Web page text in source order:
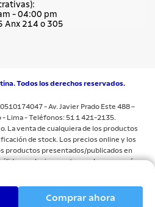
Comprar ahora
- 04:00 pm
Anx 214 o 305
Todos los derechos reservados.
- Av. Javier Prado Este 488 –
- Lima - Teléfonos: 51 1 421-2135.
La venta de cualquiera de los productos
de stock. Los precios online y los
productos presentados/publicados en
exclusivamente para la compra vía
Las especificaciones técnicas y
sin previo aviso.Todos los precios y
a cambios sin previo aviso. Las